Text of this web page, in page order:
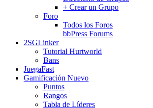
+ Crear un Grupo
Foro
Todos los Foros
bbPress Forums
2SGLinker
Tutorial Hurtworld
Bans
JuegaFast
Gamificación Nuevo
Puntos
Rangos
Tabla de Líderes